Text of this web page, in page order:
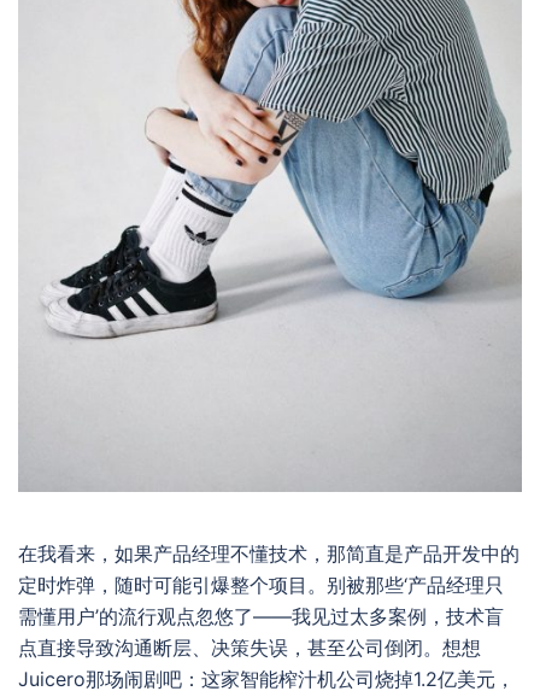
在我看来，如果产品经理不懂技术，那简直是产品开发中的
定时炸弹，随时可能引爆整个项目。别被那些‘产品经理只
需懂用户’的流行观点忽悠了——我见过太多案例，技术盲
点直接导致沟通断层、决策失误，甚至公司倒闭。想想
Juicero那场闹剧吧：这家智能榨汁机公司烧掉1.2亿美元，